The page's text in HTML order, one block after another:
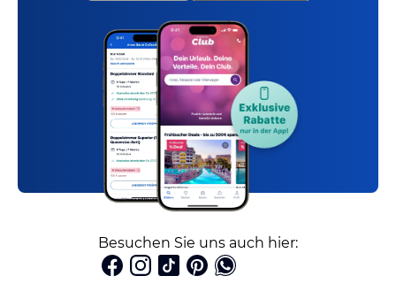
Besuchen Sie uns auch hier: